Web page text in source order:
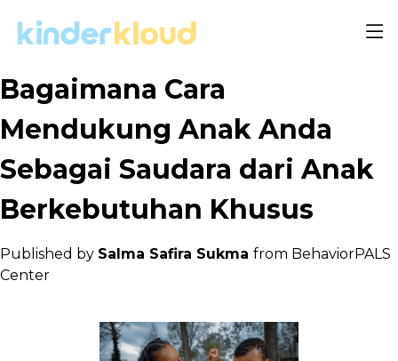
Bagaimana Cara
Mendukung Anak Anda
Sebagai Saudara dari Anak
Berkebutuhan Khusus
Published by Salma Safira Sukma from BehaviorPALS
Center